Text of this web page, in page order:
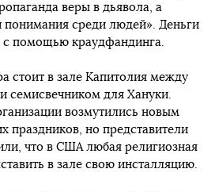
веры в дьявола, а
среди людей». Деньги
помощью краудфандинга.
стоит в зале Капитолия между
семисвечником для Хануки.
возмутились новым
праздников, но представители
что в США любая религиозная
в зале свою инсталляцию.